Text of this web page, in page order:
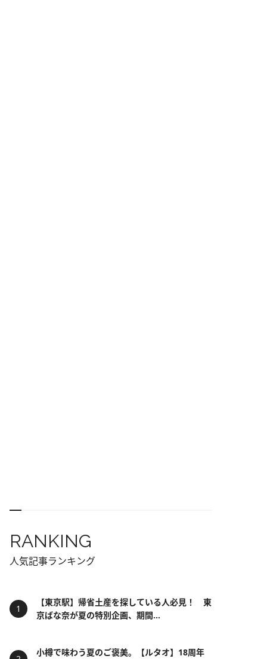
RANKING
人気記事ランキング
【東京駅】帰省土産を探している人必見！ 東
京ばな奈が夏の特別企画、期間...
小樽で味わう夏のご褒美。【ルタオ】18周年